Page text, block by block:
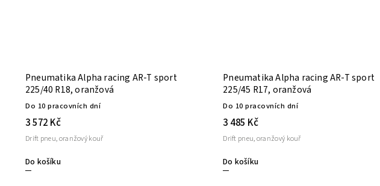
Pneumatika Alpha racing AR-T sport
225/40 R18, oranžová
Do 10 pracovních dní
3 572 Kč
Do košíku
Drift pneu, oranžový kouř
Pneumatika Alpha racing AR-T sport
225/45 R17, oranžová
Do 10 pracovních dní
3 485 Kč
Do košíku
Drift pneu, oranžový kouř